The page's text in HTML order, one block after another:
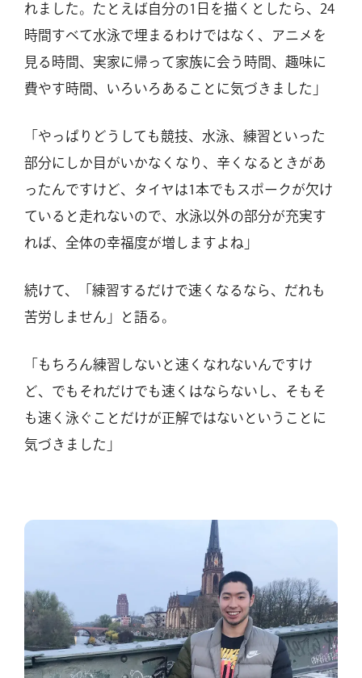
れました。たとえば自分の1日を描くとしたら、24
時間すべて水泳で埋まるわけではなく、アニメを
見る時間、実家に帰って家族に会う時間、趣味に
費やす時間、いろいろあることに気づきました」
「やっぱりどうしても競技、水泳、練習といった
部分にしか目がいかなくなり、辛くなるときがあ
ったんですけど、タイヤは1本でもスポークが欠け
ていると走れないので、水泳以外の部分が充実す
れば、全体の幸福度が増しますよね」
続けて、「練習するだけで速くなるなら、だれも
苦労しません」と語る。
「もちろん練習しないと速くなれないんですけ
ど、でもそれだけでも速くはならないし、そもそ
も速く泳ぐことだけが正解ではないということに
気づきました」